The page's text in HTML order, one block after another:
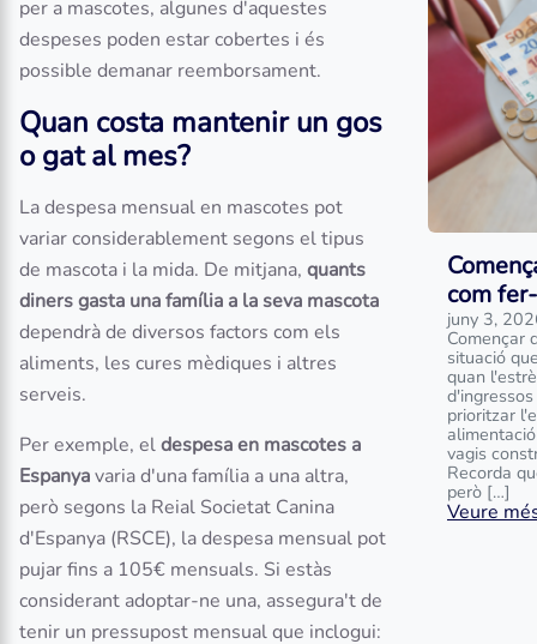
per a mascotes, algunes d'aquestes
despeses poden estar cobertes i és
possible demanar reemborsament.
Quan costa mantenir un gos
o gat al mes?
La despesa mensual en mascotes pot
variar considerablement segons el tipus
de mascota i la mida. De mitjana, quants
diners gasta una família a la seva mascota
dependrà de diversos factors com els
aliments, les cures mèdiques i altres
serveis.
Per exemple, eldespesa en mascotes a
Espanyavaria d'una família a una altra,
però segons la Reial Societat Canina
d'Espanya (RSCE), la despesa mensual pot
pujar fins a 105€ mensuals. Si estàs
considerant adoptar-ne una, assegura't de
tenir un pressupost mensual que inclogui:
com
juny 3,
Començar
situació
quan
prioritzar
vagis
Recorda
però […]
Veure